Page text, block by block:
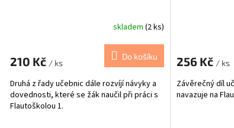
skladem (2 ks)
210 Kč / ks
Do košíku
Druhá z řady učebnic dále rozvíjí návyky a
dovednosti, které se žák naučil při práci s
Flautoškolou 1.
256 Kč / ks
Závěrečný díl
navazuje na